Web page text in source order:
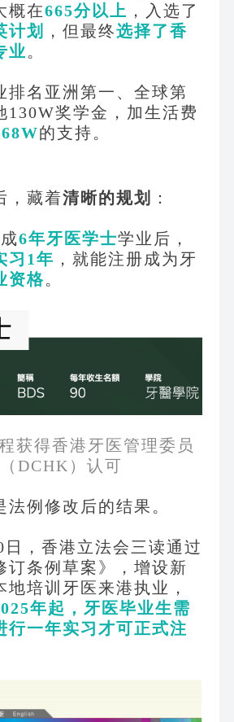
概在665分以上 ，入选了
计划
，但最终选择了香
业。
排名亚洲第一、全球第
130W奖学金，加生活费
的支持。
，藏着清晰的规划 ：
6年牙医学士学业后，
习 1年 ，就能注册成为牙
资格。
获得香港牙医管理委员
DCHK）认可
例修改后的结果。
日，香港立法会三读通过
订条例草案》，增设新
地培训牙医来港执业，
年起，牙医毕业生需
行一年实习才可正式注